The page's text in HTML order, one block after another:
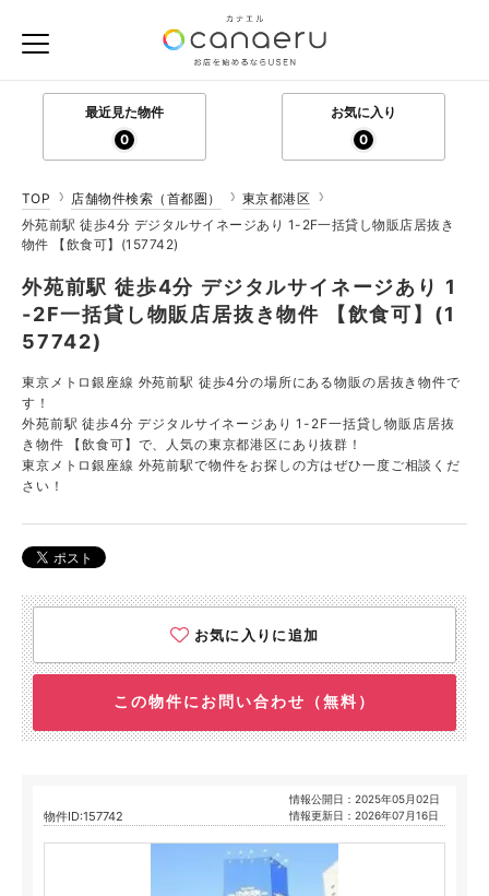
最近見た物件
0
お気に入り
0
TOP 店舗物件検索（首都圏）
東京都港区
外苑前駅 徒歩4分 デジタルサイネージあり 1-2F一括貸し物販店居抜き
物件 【飲食可】(157742)
外苑前駅 徒歩4分 デジタルサイネージあり 1
-2F一括貸し物販店居抜き物件 【飲食可】(1
57742)
東京メトロ銀座線 外苑前駅 徒歩4分の場所にある物販の居抜き物件で
す！
外苑前駅 徒歩4分 デジタルサイネージあり 1-2F一括貸し物販店居抜
き物件 【飲食可】で、人気の東京都港区にあり抜群！
東京メトロ銀座線 外苑前駅で物件をお探しの方はぜひ一度ご相談くだ
さい！
お気に入りに追加
この物件にお問い合わせ（無料）
物件ID:157742
情報公開日：2025年05月02日
情報更新日：2026年07月16日